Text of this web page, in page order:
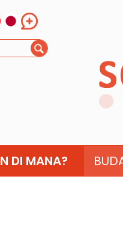
DI MANA?